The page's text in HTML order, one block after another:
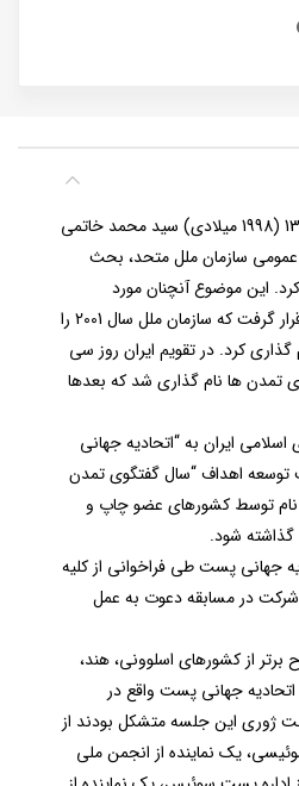
روز سی ام شهریور سال 1377 (1998 ميلادي) سید محمد خاتمی
سازمان ملل متحد، بحث
این موضوع آنچنان مورد
استقبال کشورهای خارجی قرار گرفت که سازمان ملل سال 2001 را
کرد. در تقویم ایران روز سی
تمدن ها نام گذاری شد که بعدها
اسلامی ایران به “اتحادیه جهانی
توسعه اهداف “سال گفتگوی تمدن
نام توسط کشورهای عضو چاپ و
گذاشته شود.
جهانی پست طی فراخوانی از کلیه
در مسابقه دعوت به عمل
برتر از کشورهای اسلوونی، هند،
جهانی پست واقع در
ژوری این جلسه متشکل بودند از
یک نماینده از انجمن ملی